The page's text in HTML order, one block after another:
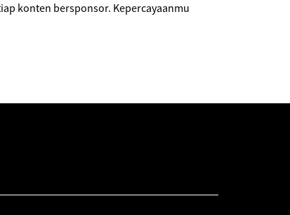
konten bersponsor. Kepercayaanmu